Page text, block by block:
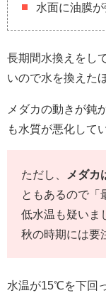
水面に油膜
長期間水換えをし
いので水を換えた
メダカの動きが鈍
も水質が悪化して
ただし、 メダカ
ともあるので「
低水温も疑いま
秋の時期には要
水温が15℃を下回